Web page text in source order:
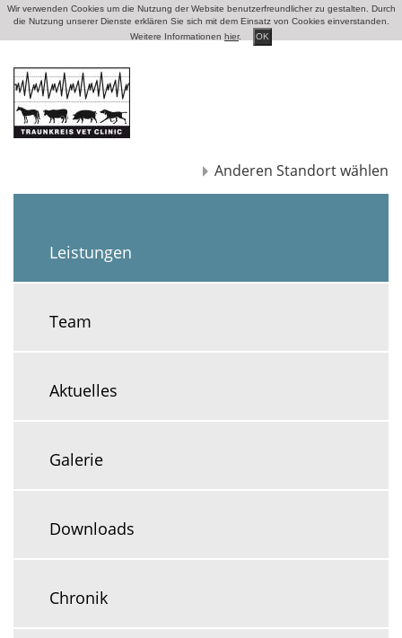
Anderen Standort wählen
Leistungen
Team
Aktuelles
Galerie
Downloads
Chronik
Wir verwenden Cookies um die Nutzung der Website benutzerfreundlicher zu gestalten. Durch
die Nutzung unserer Dienste erklären Sie sich mit dem Einsatz von Cookies einverstanden.
Weitere Informationen hier. OK